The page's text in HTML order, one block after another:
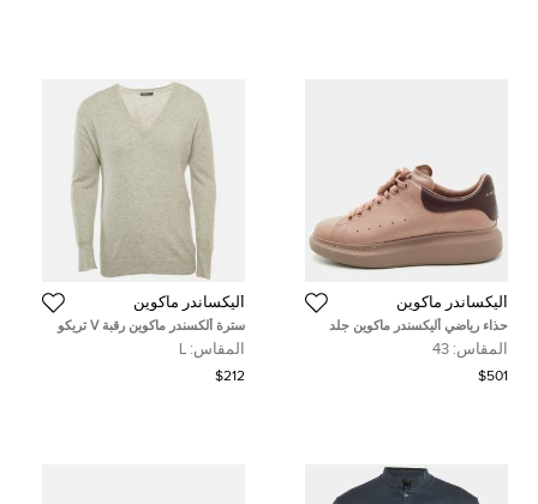
أليكساندر ماكوين
حذاء رياضي أليكسندر ماكوين جلد
زهري داكن / خمري مقاس 43
المقاس: 43
$501
أليكساندر ماكوين
سترة ألكسندر ماكوين رقبة V تريكو
رمادي مقاس كبير
المقاس: L
$212